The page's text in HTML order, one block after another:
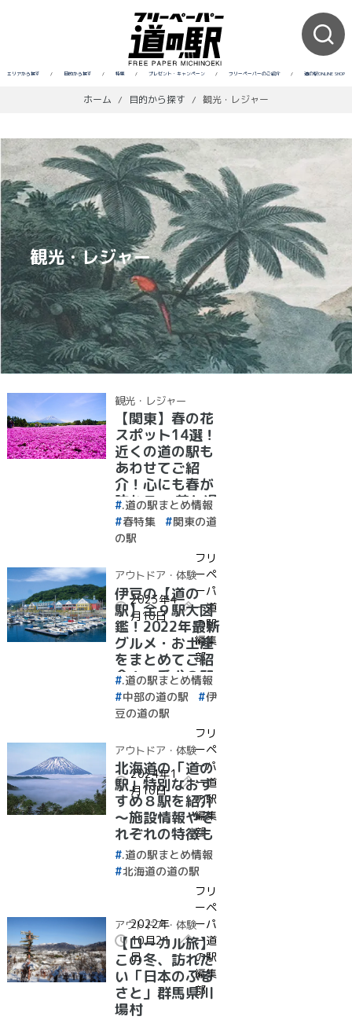
エリアから探す / 目的から探す / 特集 / プレゼント・キャンペーン / フリーペーパーのご紹介 / 道の駅ONLINE SHOP
ホーム / 目的から探す / 観光・レジャー
観光・レジャー
観光・レジャー
【関東】春の花
スポット14選！
近くの道の駅も
あわせてご紹
介！心にも春が
訪れる、 花と過
ごす癒しのひと
とき
.道の駅まとめ情報
春特集
関東の道
の駅
2023年4
月10日
フリ
ーペ
ーパ
ー道
の駅
編集
部
アウトドア・体験
伊豆の【道の
駅】全９駅大図
鑑！2022年最新
グルメ・お土産
をまとめてご紹
介！＋愛犬の駅
.道の駅まとめ情報
中部の道の駅
伊
豆の道の駅
2024年1
月10日
フリ
ーペ
ーパ
ー道
の駅
編集
部
アウトドア・体験
北海道の「道の
駅」特別なおす
すめ８駅を紹介
～施設情報やそ
れぞれの特徴も
～.道の駅まとめ情報
北海道の道の駅
2022年
10月21
日
フリ
ーペ
ーパ
ー道
の駅
編集
部
アウトドア・体験
【ローカル旅】
この冬、訪れた
い「日本のふる
さと」群馬県川
場村